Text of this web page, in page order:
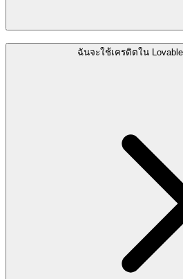
ฉันจะใช้เครดิตใน